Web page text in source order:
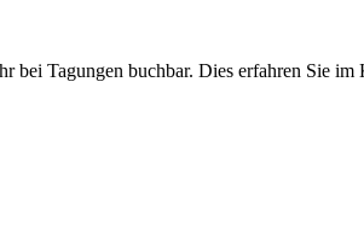
bei Tagungen buchbar. Dies erfahren Sie